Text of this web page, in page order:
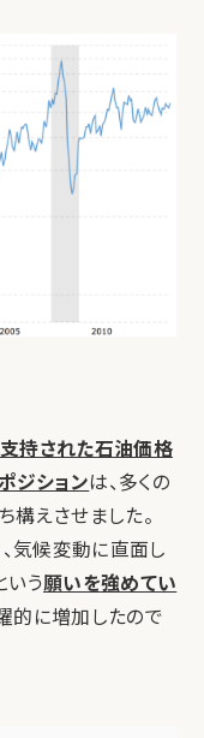
持された石油価格
ジションは、多くの
構えさせました。
気候変動に直面し
いう願いを強めてい
的に増加したので